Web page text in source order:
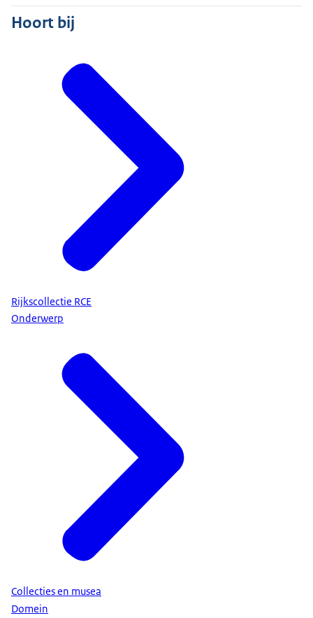
Hoort bij
Rijkscollectie RCE
Onderwerp
Collecties en musea
Domein